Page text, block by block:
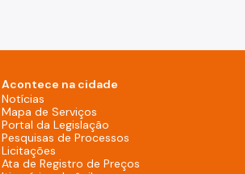
Acontece na cidade
NotíciasNotícias (Rodapé - Desktop)
Mapa de ServiçosMapa de Serviços
Portal da LegislaçãoPortal da Legislação
Pesquisas de ProcessosPesquisas de
LicitaçõesLicitações (Rodapé - Desktop)
Ata de Registro de PreçosAta de Registro de